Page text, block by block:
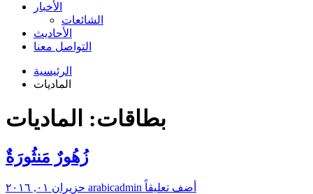
الأخبار
الشائعات
الأحادیث
التواصل معنا
الرئيسية
الماديات
بطاقات: الماديات
زُهُورٌ مَنثُورَةٌ
arabicadmin أضف تعليقاً